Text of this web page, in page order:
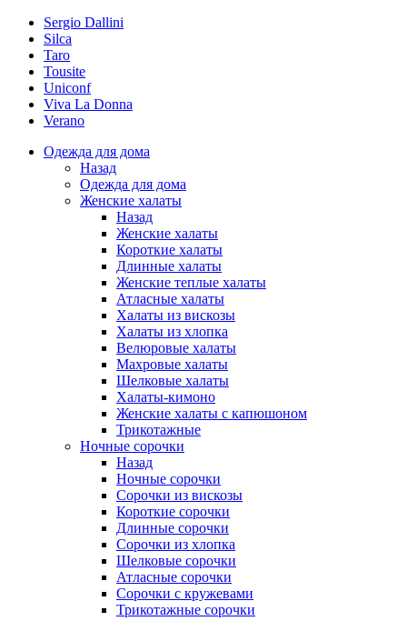
Sergio Dallini
Silca
Taro
Tousite
Uniconf
Viva La Donna
Verano
Одежда для дома
Назад
Одежда для дома
Женские халаты
Назад
Женские халаты
Короткие халаты
Длинные халаты
Женские теплые халаты
Атласные халаты
Халаты из вискозы
Халаты из хлопка
Велюровые халаты
Махровые халаты
Шелковые халаты
Халаты-кимоно
Женские халаты с капюшоном
Трикотажные
Ночные сорочки
Назад
Ночные сорочки
Сорочки из вискозы
Короткие сорочки
Длинные сорочки
Сорочки из хлопка
Шелковые сорочки
Атласные сорочки
Сорочки с кружевами
Трикотажные сорочки